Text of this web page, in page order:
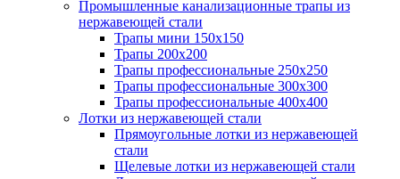
Промышленные канализационные трапы из
нержавеющей стали
Трапы мини 150х150
Трапы 200х200
Трапы профессиональные 250х250
Трапы профессиональные 300х300
Трапы профессиональные 400х400
Лотки из нержавеющей стали
Прямоугольные лотки из нержавеющей
стали
Щелевые лотки из нержавеющей стали